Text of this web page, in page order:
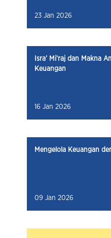
23 Jan 2026
Isra’ Mi’raj dan Makna
Keuangan
16 Jan 2026
Mengelola Keuangan
09 Jan 2026